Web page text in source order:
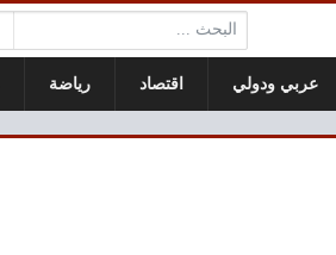
البحث:
عربي ودولي اقتصاد رياضة